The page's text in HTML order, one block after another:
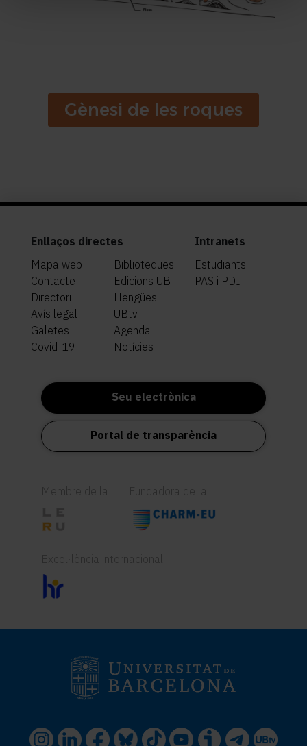
Gènesi de les roques
Enllaços directes
Mapa web
Biblioteques
Contacte
Edicions UB
Directori
Llengües
Avís legal
UBtv
Galetes
Agenda
Covid-19
Notícies
Intranets
Estudiants
PAS i PDI
Seu electrònica
Portal de transparència
Membre de la Fundadora de la
Excel·lència internacional